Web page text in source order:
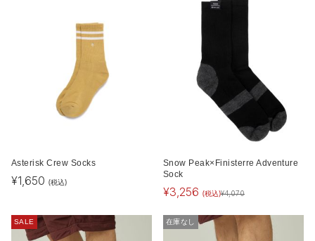
Asterisk Crew Socks
¥1,650 (税込)
Snow Peak×Finisterre Adventure
Sock
¥3,256 (税込)¥4,070
SALE 在庫なし